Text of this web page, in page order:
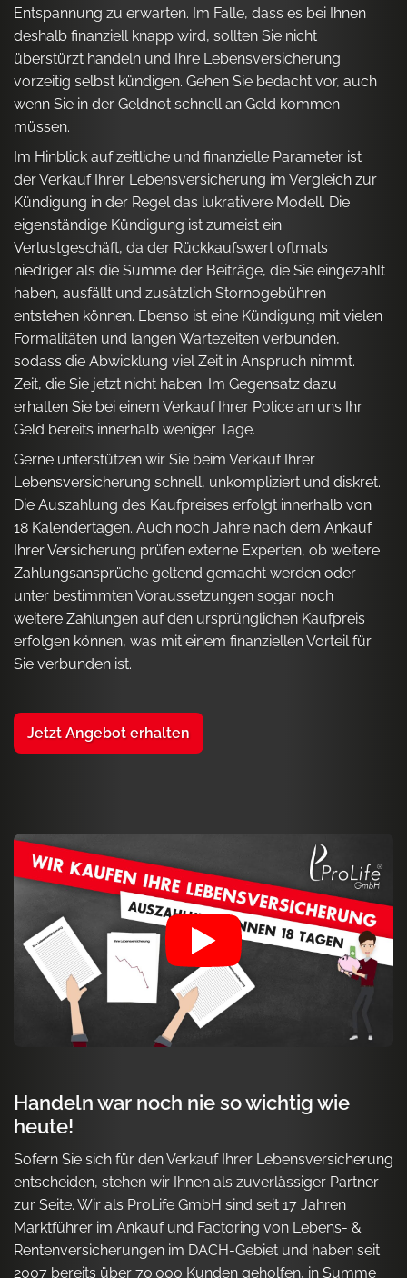
Entspannung zu erwarten. Im Falle, dass es bei Ihnen
deshalb finanziell knapp wird, sollten Sie nicht
überstürzt handeln und Ihre Lebensversicherung
vorzeitig selbst kündigen. Gehen Sie bedacht vor, auch
wenn Sie in der Geldnot schnell an Geld kommen
müssen.
Im Hinblick auf zeitliche und finanzielle Parameter ist
der Verkauf Ihrer Lebensversicherung im Vergleich zur
Kündigung in der Regel das lukrativere Modell. Die
eigenständige Kündigung ist zumeist ein
Verlustgeschäft, da der Rückkaufswert oftmals
niedriger als die Summe der Beiträge, die Sie eingezahlt
haben, ausfällt und zusätzlich Stornogebühren
entstehen können. Ebenso ist eine Kündigung mit vielen
Formalitäten und langen Wartezeiten verbunden,
sodass die Abwicklung viel Zeit in Anspruch nimmt.
Zeit, die Sie jetzt nicht haben. Im Gegensatz dazu
erhalten Sie bei einem Verkauf Ihrer Police an uns Ihr
Geld bereits innerhalb weniger Tage.
Gerne unterstützen wir Sie beim Verkauf Ihrer
Lebensversicherung schnell, unkompliziert und diskret.
Die Auszahlung des Kaufpreises erfolgt innerhalb von
18 Kalendertagen. Auch noch Jahre nach dem Ankauf
Ihrer Versicherung prüfen externe Experten, ob weitere
Zahlungsansprüche geltend gemacht werden oder
unter bestimmten Voraussetzungen sogar noch
weitere Zahlungen auf den ursprünglichen Kaufpreis
erfolgen können, was mit einem finanziellen Vorteil für
Sie verbunden ist.
Jetzt Angebot erhalten
Handeln war noch nie so wichtig wie
heute!
Sofern Sie sich für den Verkauf Ihrer Lebensversicherung
entscheiden, stehen wir Ihnen als zuverlässiger Partner
zur Seite. Wir als ProLife GmbH sind seit 17 Jahren
Marktführer im Ankauf und Factoring von Lebens- &
Rentenversicherungen im DACH-Gebiet und haben seit
2007 bereits über 70.000 Kunden geholfen, in Summe